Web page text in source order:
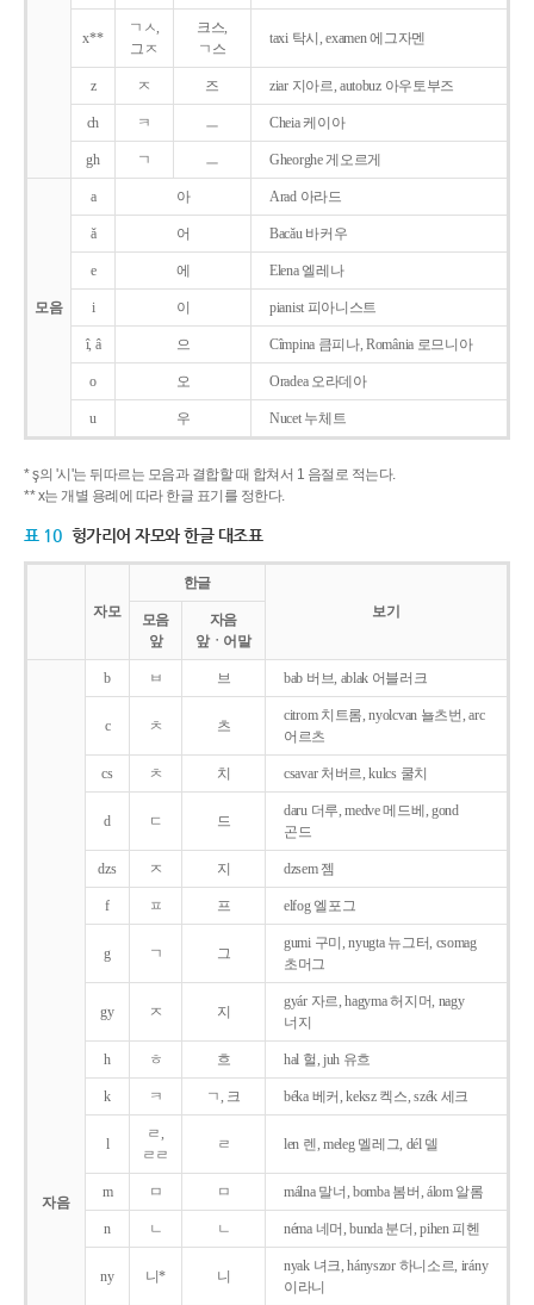
x**
ㄱㅅ,
그ㅈ
크스,
ㄱ스
taxi 탁시, examen 에그자멘
z ㅈ 즈 ziar 지아르, autobuz 아우토부즈
ch ㅋ ㅡ Cheia 케이아
gh ㄱ ㅡ Gheorghe 게오르게
모음
a 아 Arad 아라드
ǎ 어 Bacǎu 바커우
e 에 Elena 엘레나
i 이 pianist 피아니스트
î, â 으 Cîmpina 큼피나, România 로므니아
o 오 Oradea 오라데아
u 우 Nucet 누체트
* ş의 '시'는 뒤따르는 모음과 결합할 때 합쳐서 1 음절로 적는다.
** x는 개별 용례에 따라 한글 표기를 정한다.
표 10 헝가리어 자모와 한글 대조표
자모
한글
보기
모음
앞
자음
앞ㆍ어말
자음
b ㅂ 브 bab 버브, ablak 어블러크
c ㅊ 츠
citrom 치트롬, nyolcvan 뇰츠번, arc
어르츠
cs ㅊ 치 csavar 처버르, kulcs 쿨치
d ㄷ 드
daru 더루, medve 메드베, gond
곤드
dzs ㅈ 지 dzsem 젬
f ㅍ 프 elfog 엘포그
g ㄱ 그
gumi 구미, nyugta 뉴그터, csomag
초머그
gy ㅈ 지
gyár 자르, hagyma 허지머, nagy
너지
h ㅎ 흐 hal 헐, juh 유흐
k ㅋ ㄱ, 크 béka 베커, keksz 켁스, szék 세크
l
ㄹ,
ㄹㄹ
ㄹ len 렌, meleg 멜레그, dél 델
m ㅁ ㅁ málna 말너, bomba 봄버, álom 알롬
n ㄴ ㄴ néma 네머, bunda 분더, pihen 피헨
ny 니* 니
nyak 녀크, hányszor 하니소르, irány
이라니